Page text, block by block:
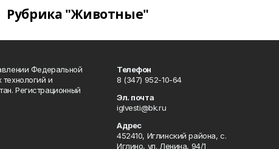
Рубрика "Животные"
Федеральной
и
Регистрационный
Телефон
8 (347) 952-10-64
Эл. почта
iglvesti@bk.ru
Адрес
452410, Иглинский района, с.
Иглино, ул. Ленина, 94/1